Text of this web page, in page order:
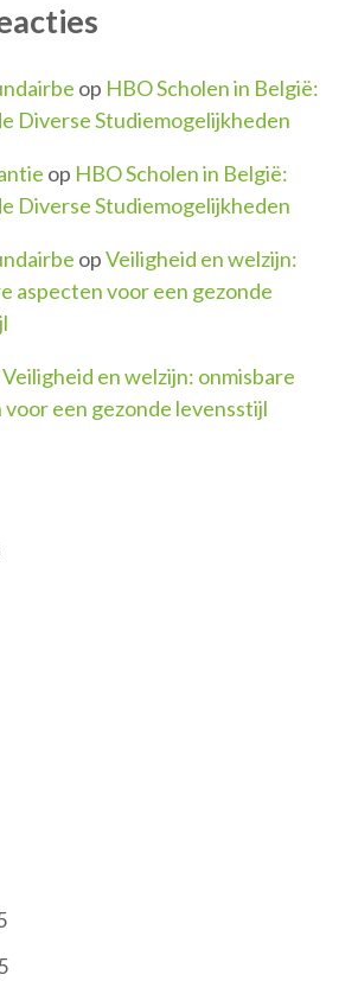
op HBO Scholen in België:
Diverse Studiemogelijkheden
op HBO Scholen in België:
Diverse Studiemogelijkheden
opVeiligheid en welzijn:
aspecten voor een gezonde
Veiligheid en welzijn: onmisbare
voor een gezonde levensstijl